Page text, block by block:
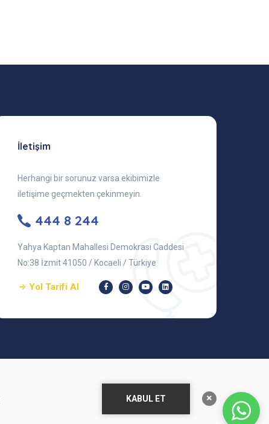
KABUL ET
İletişim
Herhangi bir sorunuz varsa ekibimizle
iletişime geçmekten çekinmeyin.
444 8 244
Yahya Kaptan Mahallesi Demokrasi Caddesi
No:38 İzmit 41050 / Kocaeli / Türkiye
Yol Tarifi Al